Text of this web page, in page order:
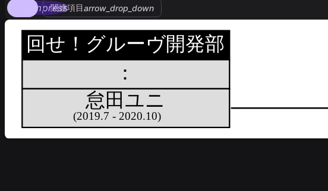
compress
関連項目arrow_drop_down